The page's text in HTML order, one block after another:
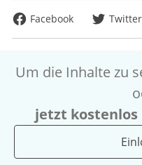
Facebook
Twitter
Um die Inhalte zu
jetzt